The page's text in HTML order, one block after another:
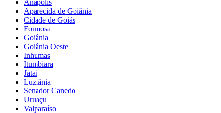
Anápolis
Aparecida de Goiânia
Cidade de Goiás
Formosa
Goiânia
Goiânia Oeste
Inhumas
Itumbiara
Jataí
Luziânia
Senador Canedo
Uruaçu
Valparaíso